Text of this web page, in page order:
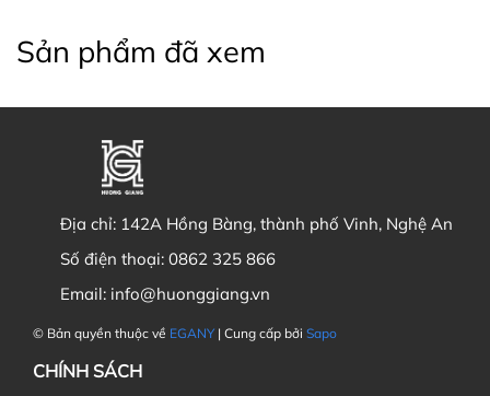
Sản phẩm đã xem
Địa chỉ: 142A Hồng Bàng, thành phố Vinh, Nghệ An
Số điện thoại: 0862 325 866
Email: info@huonggiang.vn
© Bản quyền thuộc về EGANY | Cung cấp bởi Sapo
CHÍNH SÁCH